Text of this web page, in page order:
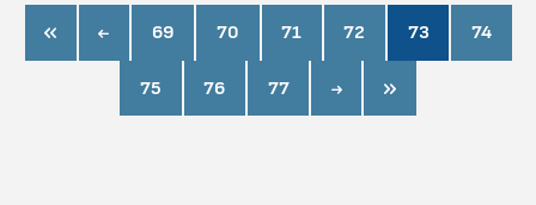
first pageprev page
69 70 71 72 73 74
75 76 77 next pagelast page